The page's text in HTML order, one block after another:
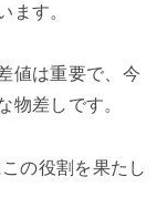
ます。
値は重要で、今
物差しです。
の役割を果たし